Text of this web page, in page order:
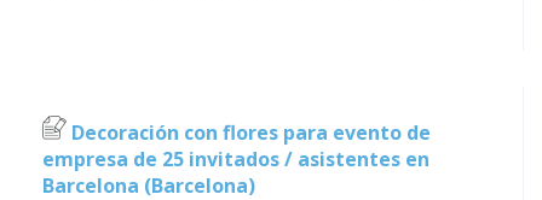
Decoración con flores para evento de
empresa de 25 invitados / asistentes en
Barcelona (Barcelona)